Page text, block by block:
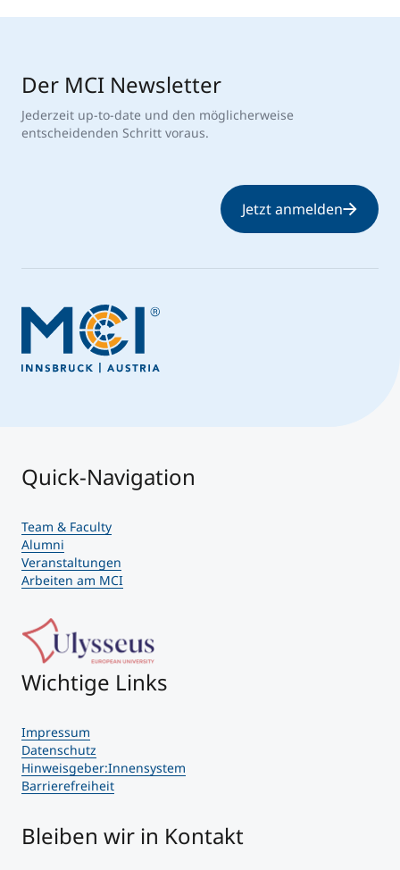
Der MCI Newsletter
Jederzeit up-to-date und den möglicherweise
entscheidenden Schritt voraus.
Jetzt anmelden
Quick-Navigation
Team & Faculty
Alumni
Veranstaltungen
Arbeiten am MCI
Wichtige Links
Impressum
Datenschutz
Hinweisgeber:Innensystem
Barrierefreiheit
Bleiben wir in Kontakt